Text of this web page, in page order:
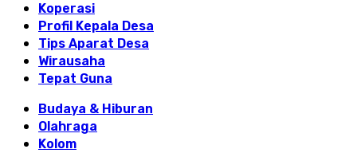
Koperasi
Profil Kepala Desa
Tips Aparat Desa
Wirausaha
Tepat Guna
Budaya & Hiburan
Olahraga
Kolom